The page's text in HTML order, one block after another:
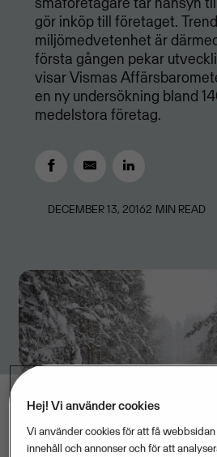
gör inköp till företaget.
miljömedvetenhet är
första gången pekar
visar Vismas
en ny undersökning bland
medelstora företag.
DECEMBER 13, 20162 MIN READ
Hej! Vi använder cookies
Vi använder cookies för att få
innehåll och annonser och för att